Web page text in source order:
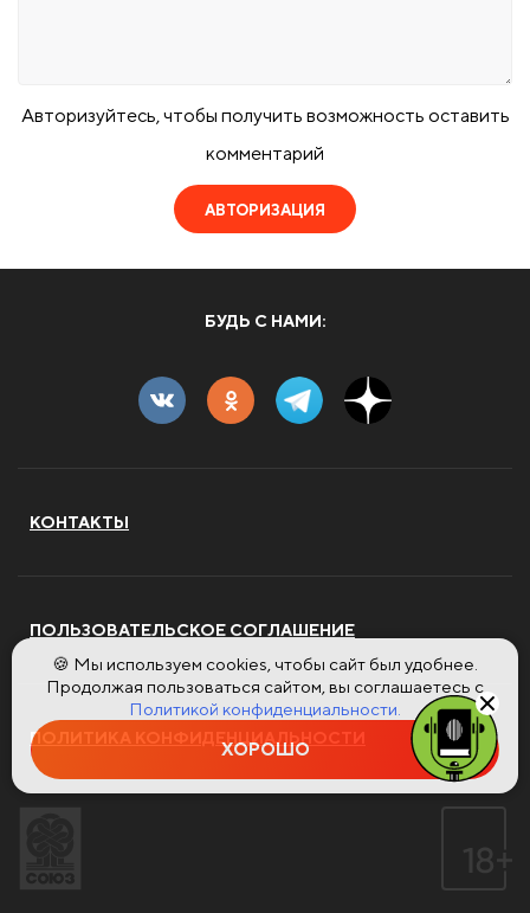
Авторизуйтесь, чтобы получить возможность оставить
комментарий
АВТОРИЗАЦИЯ
БУДЬ С НАМИ:
КОНТАКТЫ
ПОЛЬЗОВАТЕЛЬСКОЕ СОГЛАШЕНИЕ
ПОЛИТИКА КОНФИДЕНЦИАЛЬНОСТИ
🍪 Мы используем cookies, чтобы сайт был удобнее.
Продолжая пользоваться сайтом, вы соглашаетесь с
Политикой конфиденциальности.
ХОРОШО